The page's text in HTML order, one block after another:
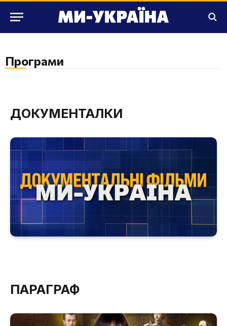
Програми
ДОКУМЕНТАЛКИ
ПАРАГРАФ